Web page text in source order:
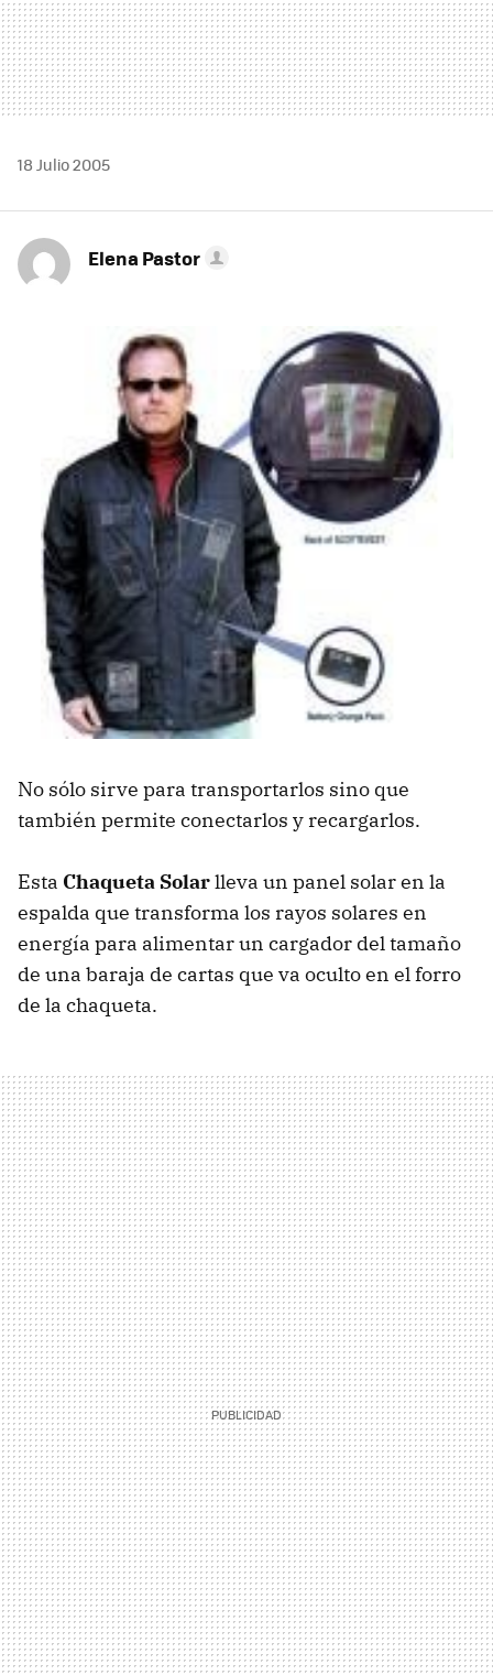
18 Julio 2005
Elena Pastor
No sólo sirve para transportarlos sino que
también permite conectarlos y recargarlos.
Esta Chaqueta Solarlleva un panel solar en la
espalda que transforma los rayos solares en
energía para alimentar un cargador del tamaño
de una baraja de cartas que va oculto en el forro
de la chaqueta.